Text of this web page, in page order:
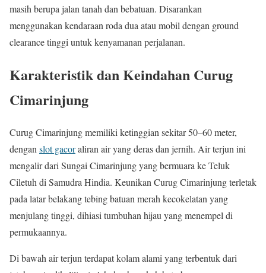
masih berupa jalan tanah dan bebatuan. Disarankan
menggunakan kendaraan roda dua atau mobil dengan ground
clearance tinggi untuk kenyamanan perjalanan.
Karakteristik dan Keindahan Curug
Cimarinjung
Curug Cimarinjung memiliki ketinggian sekitar 50–60 meter,
dengan slot gacoraliran air yang deras dan jernih. Air terjun ini
mengalir dari Sungai Cimarinjung yang bermuara ke Teluk
Ciletuh di Samudra Hindia. Keunikan Curug Cimarinjung terletak
pada latar belakang tebing batuan merah kecokelatan yang
menjulang tinggi, dihiasi tumbuhan hijau yang menempel di
permukaannya.
Di bawah air terjun terdapat kolam alami yang terbentuk dari